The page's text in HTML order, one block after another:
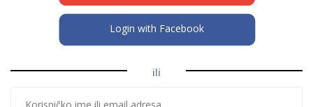
Login with Facebook
ili